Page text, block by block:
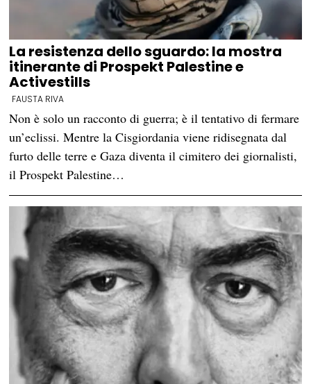
La resistenza dello sguardo: la mostra
itinerante di Prospekt Palestine e
Activestills
FAUSTA RIVA
Non è solo un racconto di guerra; è il tentativo di fermare
un’eclissi. Mentre la Cisgiordania viene ridisegnata dal
furto delle terre e Gaza diventa il cimitero dei giornalisti,
il Prospekt Palestine…